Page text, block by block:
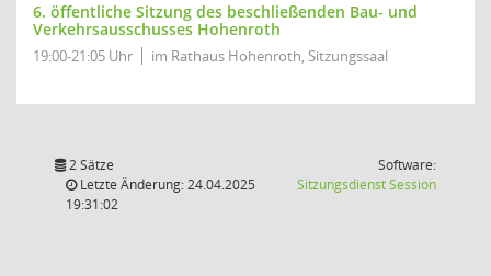
6. öffentliche Sitzung des beschließenden Bau- und
Verkehrsausschusses Hohenroth
19:00-21:05 Uhr im Rathaus Hohenroth, Sitzungssaal
2 Sätze
Letzte Änderung: 24.04.2025
19:31:02
Software:
SitzungsdienstSession(Wird in